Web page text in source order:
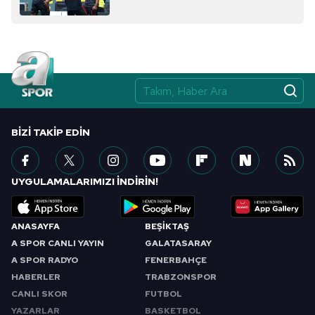
almak için lütfentıklayınız
ANASAYFA
A SPOR CANLI YAYIN
A SPOR RADYO
HABERLER
CANLI SKOR
YAZARLAR
BEŞİKTAŞ
GALATASARAY
FENERBAHÇE
TRABZONSPOR
FUTBOL
BASKETBOL
BIZI TAKIP EDIN
UYGULAMALARIMIZI İNDİRİN!